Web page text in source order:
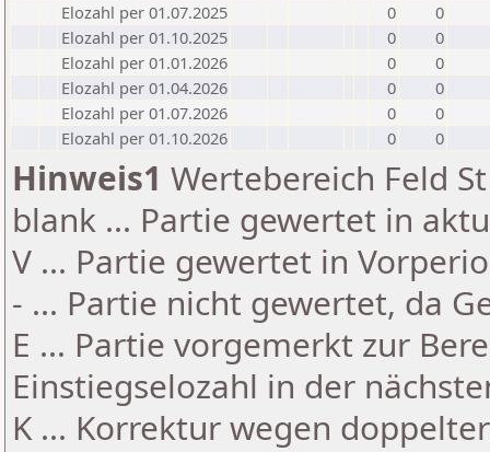
Elozahl per 01.07.2025
0
0
Elozahl per 01.10.2025
0
0
Elozahl per 01.01.2026
0
0
Elozahl per 01.04.2026
0
0
Elozahl per 01.07.2026
0
0
Elozahl per 01.10.2026
0 0
Hinweis1 Wertebereich Feld
blank ... Partie gewertet in
V ... Partie gewertet in
- ... Partie nicht gewertet, da
E ... Partie vorgemerkt zur
Einstiegselozahl in der
K ... Korrektur wegen